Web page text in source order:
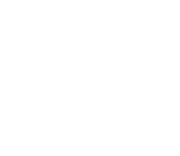
منتديات البحرين، عين